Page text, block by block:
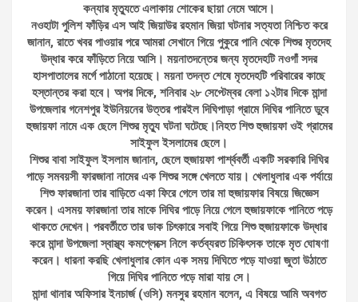
কন্যার মৃত্যুতে এলাকায় শোকের ছায়া নেমে আসে।
নওহাটা পুলিশ ফাঁড়ির এস আই জিয়াউর রহমান জিয়া ঘটনার সত্যতা নিশ্চিত করে
জানান, রাতে খবর পাওয়ার পরে আমরা সেখানে গিয়ে পুকুরে পানি থেকে শিশুর মৃতদেহ
উদ্ধার করে ফাঁড়িতে নিয়ে আসি। ময়নাতদন্তের জন্য মৃতদেহটি নওগাঁ সদর
হাসপাতালের মর্গে পাঠানো হয়েছে। ময়না তদন্ত শেষে মৃতদেহটি পরিবারের কাছে
হস্তান্তর করা হবে। অপর দিকে, শনিবার ২৮ সেপ্টেম্বর বেলা ১২টার দিকে মান্দা
উপজেলার গনেশপুর ইউনিয়নের উত্তর পারইল দিঘিপাড়া গ্রামে দিঘির পানিতে ডুবে
হুজায়ফা নামে এক ছেলে শিশুর মৃত্যু ঘটনা ঘটেছে।নিহত শিশু হুজায়ফা ওই গ্রামের
সাইফুল ইসলামের ছেলে।
শিশুর বাবা সাইফুল ইসলাম জানান, ছেলে হুজায়ফা পার্শ্ববর্তী একটি সরকারি দিঘির
পাড়ে সমবয়সী ফারজানা নামের এক শিশুর সঙ্গে খেলতে যায়। খেলাধুলার এক পর্যায়ে
শিশু ফারজানা তার বাড়িতে একা ফিরে গেলে তার মা হুজায়ফার বিষয়ে জিজ্ঞেস
করেন। এসময় ফারজানা তার মাকে দিঘির পাড়ে নিয়ে গেলে হুজায়ফাকে পানিতে পড়ে
থাকতে দেখেন। পরবর্তীতে তার ডাক চিৎকারে সবাই গিয়ে শিশু হুজায়ফাকে উদ্ধার
করে মান্দা উপজেলা স্বাস্থ্য কমপ্লেক্সে নিলে কর্তব্যরত চিকিৎসক তাকে মৃত ঘোষণা
করেন। ধারনা করছি খেলাধুলার কোন এক সময় দিঘিতে পড়ে যাওয়া জুতা উঠাতে
গিয়ে দিঘির পানিতে পড়ে মারা যায় সে।
মান্দা থানার অফিসার ইনচার্জ (ওসি) মনসুর রহমান বলেন, এ বিষয়ে আমি অবগত